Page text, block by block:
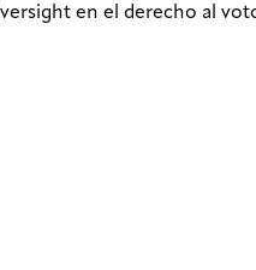
en el derecho al